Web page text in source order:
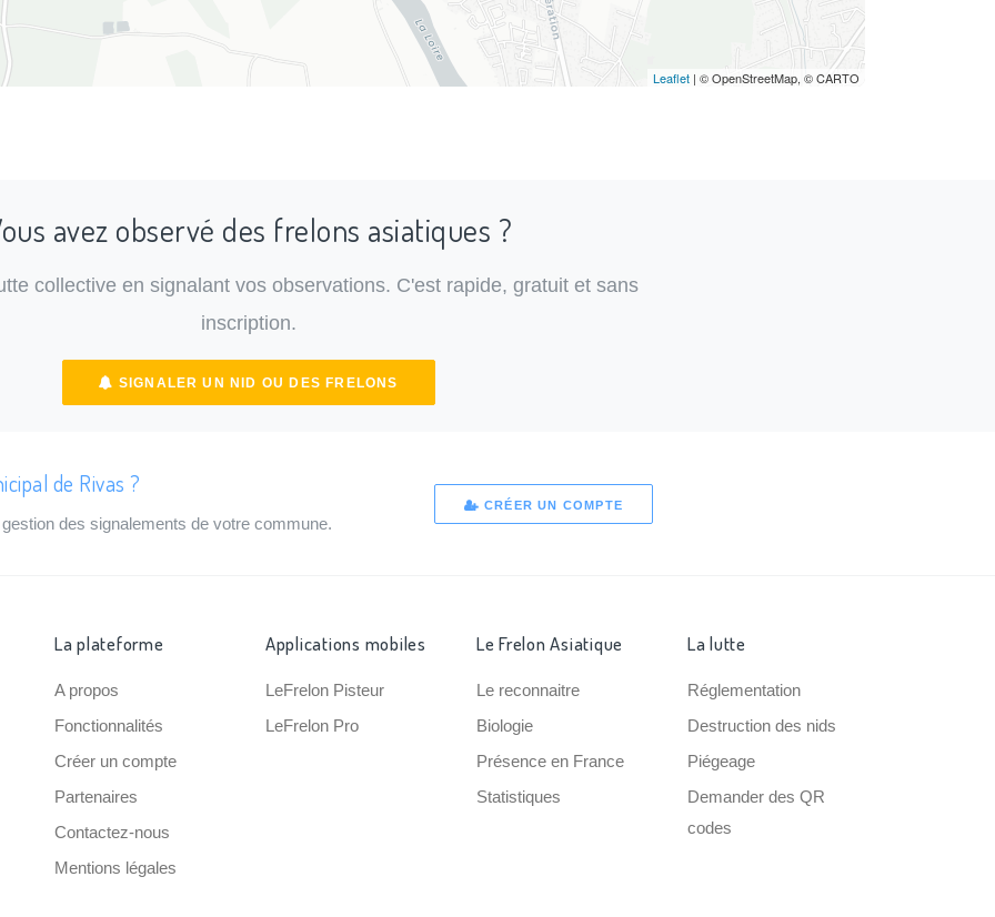
Leaflet | © OpenStreetMap, © CARTO
avez observé des frelons asiatiques ?
collective en signalant vos observations. C'est rapide, gratuit et sans
inscription.
SIGNALER UN NID OU DES FRELONS
de Rivas ?
des signalements de votre commune.
CRÉER UN COMPTE
La plateforme
A propos
Fonctionnalités
Créer un compte
Partenaires
Contactez-nous
Mentions légales
Applications mobiles
LeFrelon Pisteur
LeFrelon Pro
Le Frelon Asiatique
Le reconnaitre
Biologie
Présence en France
Statistiques
La lutte
Réglementation
Destruction des nids
Piégeage
Demander des QR
codes